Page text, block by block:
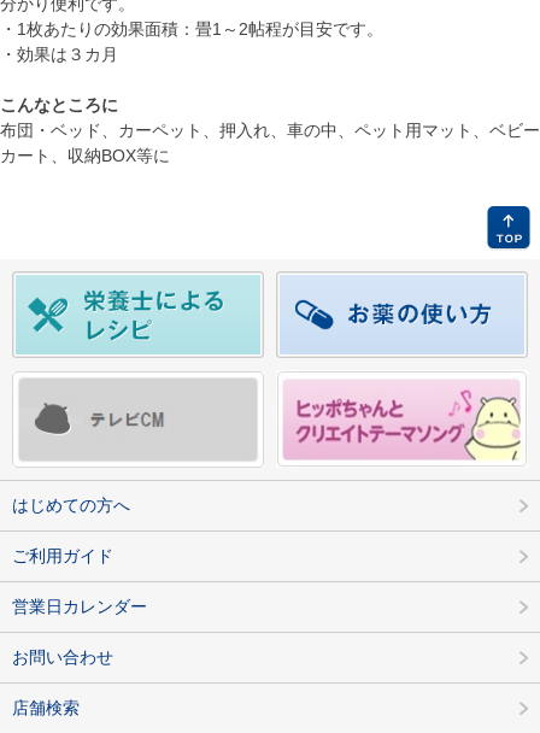
・1枚あたりの効果面積：畳1～2帖程が目安です。
・効果は３カ月
こんなところに
布団・ベッド、カーペット、押入れ、車の中、ペット用マット、ベビー
カート、収納BOX等に
はじめての方へ
ご利用ガイド
営業日カレンダー
お問い合わせ
店舗検索